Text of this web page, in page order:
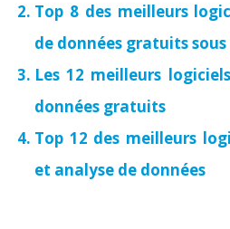
Top 8 des meilleurs
de données gratuits sous
Les 12 meilleurs
données gratuits
Top 12 des meilleurs
et analyse de données